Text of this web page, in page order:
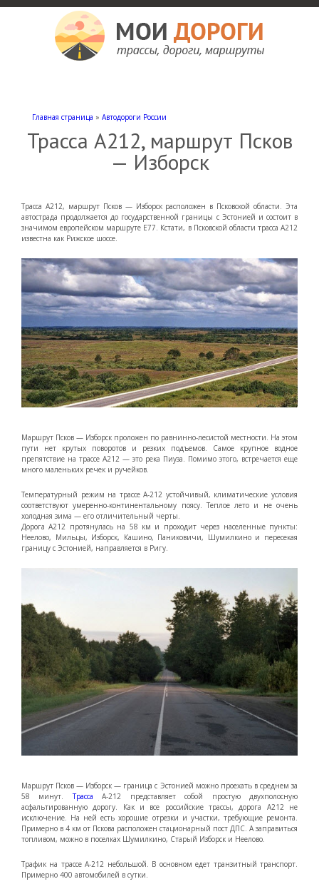
Главная страница » Автодороги России
Трасса А212, маршрут Псков
— Изборск
Трасса А212, маршрут Псков — Изборск расположен в Псковской области. Эта
автострада продолжается до государственной границы с Эстонией и состоит в
значимом европейском маршруте Е77. Кстати, в Псковской области трасса А212
известна как Рижское шоссе.
Маршрут Псков — Изборск проложен по равнинно-лесистой местности. На этом
пути нет крутых поворотов и резких подъемов. Самое крупное водное
препятствие на трассе А212 — это река Пиуза. Помимо этого, встречается еще
много маленьких речек и ручейков.
Температурный режим на трассе А-212 устойчивый, климатические условия
соответствуют умеренно-континентальному поясу. Теплое лето и не очень
холодная зима — его отличительный черты.
Дорога А212 протянулась на 58 км и проходит через населенные пункты:
Неелово, Мильцы, Изборск, Кашино, Паниковичи, Шумилкино и пересекая
границу с Эстонией, направляется в Ригу.
Маршрут Псков — Изборск — граница с Эстонией можно проехать в среднем за
58 минут.
Трасса А-212 представляет собой простую двухполосную
асфальтированную дорогу. Как и все российские трассы, дорога А212 не
исключение. На ней есть хорошие отрезки и участки, требующие ремонта.
Примерно в 4 км от Пскова расположен стационарный пост ДПС. А заправиться
топливом, можно в поселках Шумилкино, Старый Изборск и Неелово.
Трафик на трассе А-212 небольшой. В основном едет транзитный транспорт.
Примерно 400 автомобилей в сутки.